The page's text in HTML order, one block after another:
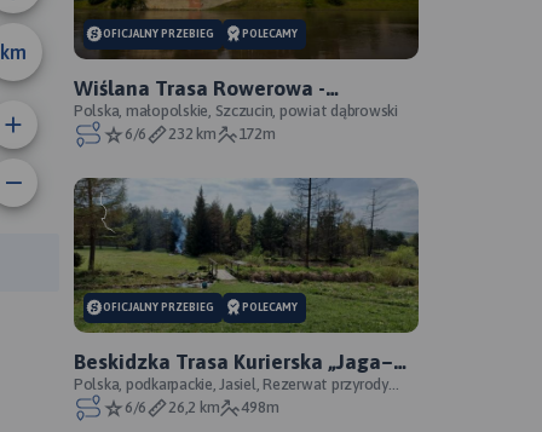
km
trasy:
OFICJALNY PRZEBIEG POLECAMY
Wiślana Trasa Rowerowa -
Małopolskie - WTR - oficjalny
przebieg
Polska, małopolskie, Szczucin, powiat dąbrowski
6/6
232 km 172m
OFICJALNY PRZEBIEG POLECAMY
Beskidzka Trasa Kurierska „Jaga–
Kora”
Polska, podkarpackie, Jasiel, Rezerwat przyrody
Źródliska Jasiołki, Jaśliski Park Krajobrazowy, powi
6/6 26,2 km 498m